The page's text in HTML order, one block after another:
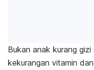
Bukan anak kurang
kekurangan vitamin